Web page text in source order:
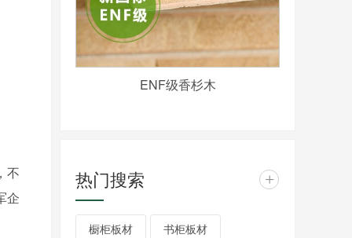
不
企
ENF级香杉木
热门搜索 +
橱柜板材 书柜板材